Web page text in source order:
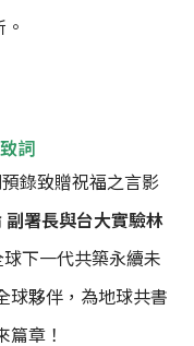
詞
錄致贈祝福之言影
副署長與台大實驗林
球下一代共築永續未
球夥伴，為地球共書
篇章！